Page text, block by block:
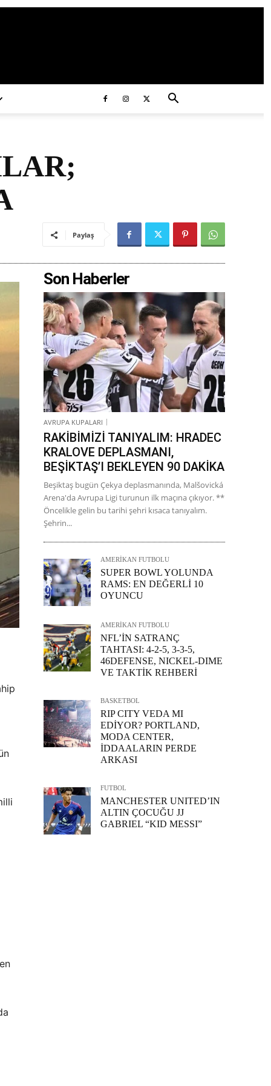
Paylaş
Son Haberler
AVRUPA KUPALARI
RAKİBİMİZİ TANIYALIM: HRADEC
KRALOVE DEPLASMANI,
BEŞİKTAŞ’I BEKLEYEN 90 DAKİKA
Beşiktaş bugün Çekya deplasmanında, Malšovická
Arena'da Avrupa Ligi turunun ilk maçına çıkıyor. **
Öncelikle gelin bu tarihi şehri kısaca tanıyalım.
Şehrin...
AMERİKAN FUTBOLU
SUPER BOWL YOLUNDA
RAMS: EN DEĞERLİ 10
OYUNCU
AMERİKAN FUTBOLU
NFL’İN SATRANÇ
TAHTASI: 4-2-5, 3-3-5,
46DEFENSE, NICKEL-DIME
VE TAKTİK REHBERİ
BASKETBOL
RIP CITY VEDA MI
EDİYOR? PORTLAND,
MODA CENTER,
İDDAALARIN PERDE
ARKASI
FUTBOL
MANCHESTER UNITED’IN
ALTIN ÇOCUĞU JJ
GABRIEL “KID MESSI”